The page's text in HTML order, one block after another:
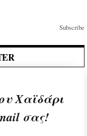
Subscribe
Χαϊδάρι
σας!